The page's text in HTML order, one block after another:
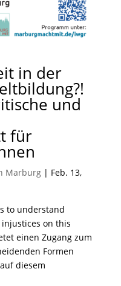
in der
und
für
Marburg| Feb. 13,
to understand
on this
einen Zugang zum
Formen
diesem